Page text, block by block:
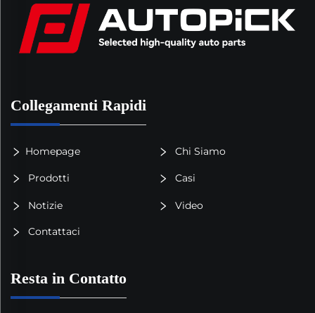
Collegamenti Rapidi
Homepage Chi Siamo
Prodotti Casi
Notizie Video
Contattaci
Resta in Contatto